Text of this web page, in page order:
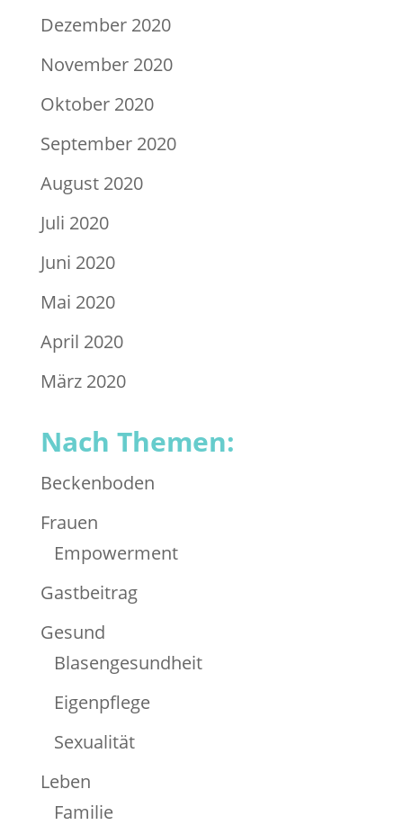
Dezember 2020
November 2020
Oktober 2020
September 2020
August 2020
Juli 2020
Juni 2020
Mai 2020
April 2020
März 2020
Nach Themen:
Beckenboden
Frauen
Empowerment
Gastbeitrag
Gesund
Blasengesundheit
Eigenpflege
Sexualität
Leben
Familie